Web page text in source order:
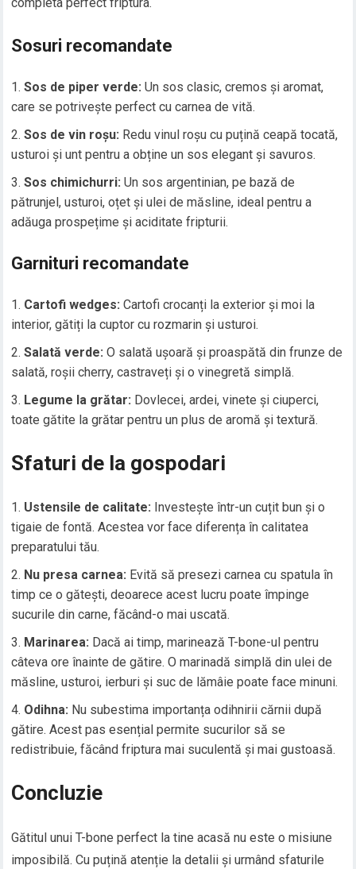
completa perfect friptura.
Sosuri recomandate
Sos de piper verde: Un sos clasic, cremos și aromat,
care se potrivește perfect cu carnea de vită.
Sos de vin roșu: Redu vinul roșu cu puțină ceapă tocată,
usturoi și unt pentru a obține un sos elegant și savuros.
Sos chimichurri: Un sos argentinian, pe bază de
pătrunjel, usturoi, oțet și ulei de măsline, ideal pentru a
adăuga prospețime și aciditate fripturii.
Garnituri recomandate
Cartofi wedges: Cartofi crocanți la exterior și moi la
interior, gătiți la cuptor cu rozmarin și usturoi.
Salată verde: O salată ușoară și proaspătă din frunze de
salată, roșii cherry, castraveți și o vinegretă simplă.
Legume la grătar: Dovlecei, ardei, vinete și ciuperci,
toate gătite la grătar pentru un plus de aromă și textură.
Sfaturi de la gospodari
Ustensile de calitate: Investește într-un cuțit bun și o
tigaie de fontă. Acestea vor face diferența în calitatea
preparatului tău.
Nu presa carnea: Evită să presezi carnea cu spatula în
timp ce o gătești, deoarece acest lucru poate împinge
sucurile din carne, făcând-o mai uscată.
Marinarea: Dacă ai timp, marinează T-bone-ul pentru
câteva ore înainte de gătire. O marinadă simplă din ulei de
măsline, usturoi, ierburi și suc de lămâie poate face minuni.
Odihna: Nu subestima importanța odihnirii cărnii după
gătire. Acest pas esențial permite sucurilor să se
redistribuie, făcând friptura mai suculentă și mai gustoasă.
Concluzie
Gătitul unui T-bone perfect la tine acasă nu este o misiune
imposibilă. Cu puțină atenție la detalii și urmând sfaturile